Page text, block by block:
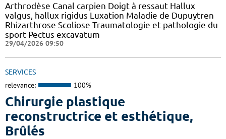
Arthrodèse Canal carpien Doigt à ressaut Hallux
valgus, hallux rigidus Luxation Maladie de Dupuytren
Rhizarthrose Scoliose Traumatologie et pathologie du
sport Pectus excavatum
29/04/2026 09:50
SERVICES
relevance: 100%
Chirurgie plastique
reconstructrice et esthétique,
Brûlés